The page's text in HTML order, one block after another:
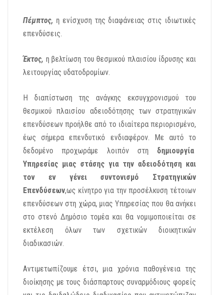
Πέμπτος, η ενίσχυση της διαφάνειας στις ιδιωτικές
επενδύσεις.
Έκτος, η βελτίωση του θεσμικού πλαισίου ίδρυσης και
λειτουργίας υδατοδρομίων.
Η διαπίστωση της ανάγκης εκσυγχρονισμού του
θεσμικού πλαισίου αδειοδότησης των στρατηγικών
επενδύσεων προήλθε από το ιδιαίτερα περιορισμένο,
έως σήμερα επενδυτικό ενδιαφέρον. Με αυτό το
δεδομένο προχωράμε λοιπόν στη δημιουργία
Υπηρεσίας μιας στάσης για την αδειοδότηση και
τον εν γένει συντονισμό Στρατηγικών
Επενδύσεων,ως κίνητρο για την προσέλκυση τέτοιων
επενδύσεων στη χώρα, μιας Υπηρεσίας που θα ανήκει
στο στενό Δημόσιο τομέα και θα νομιμοποιείται σε
εκτέλεση όλων των σχετικών διοικητικών
διαδικασιών.
Αντιμετωπίζουμε έτσι, μια χρόνια παθογένεια της
διοίκησης με τους διάσπαρτους συναρμόδιους φορείς